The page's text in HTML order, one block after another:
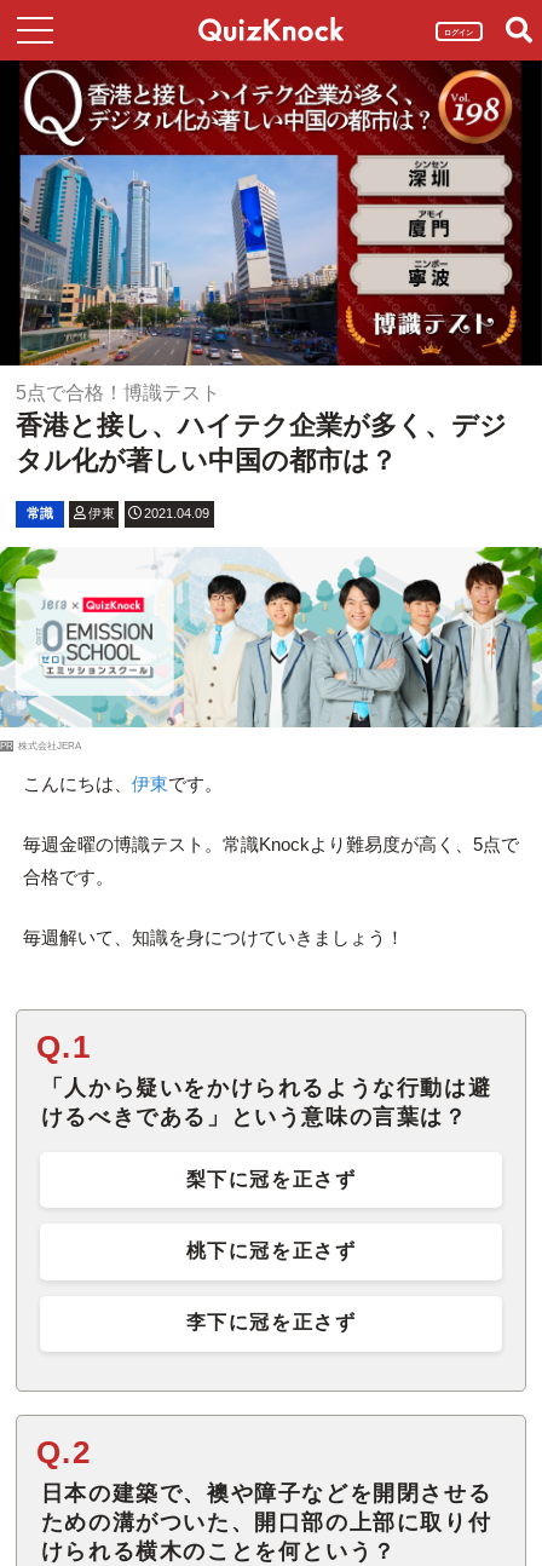
ログイン
5点で合格！博識テスト
香港と接し、ハイテク企業が多く、デジ
タル化が著しい中国の都市は？
常識 伊東 2021.04.09
PR 株式会社JERA
こんにちは、 伊東です。
毎週金曜の博識テスト。常識Knockより難易度が高く、5点で
合格です。
毎週解いて、知識を身につけていきましょう！
Q.1
「人から疑いをかけられるような行動は避
けるべきである」という意味の言葉は？
梨下に冠を正さず
桃下に冠を正さず
李下に冠を正さず
Q.2
日本の建築で、襖や障子などを開閉させる
ための溝がついた、開口部の上部に取り付
けられる横木のことを何という？